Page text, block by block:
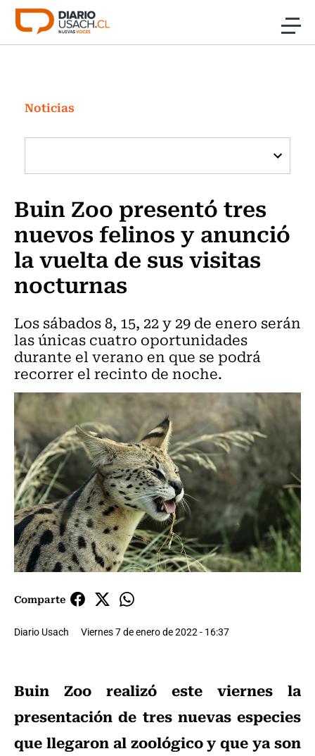
Click acá para ir directamente al contenido
Investigación
Cultura
Programas Radio y TV Usach
Noticias
Buin Zoo presentó tres
nuevos felinos y anunció
la vuelta de sus visitas
nocturnas
Los sábados 8, 15, 22 y 29 de enero serán
las únicas cuatro oportunidades
durante el verano en que se podrá
recorrer el recinto de noche.
Comparte
Diario Usach Viernes 7 de enero de 2022 - 16:37
Buin Zoo realizó este viernes la
presentación de tres nuevas especies
que llegaron al zoológico y que ya son